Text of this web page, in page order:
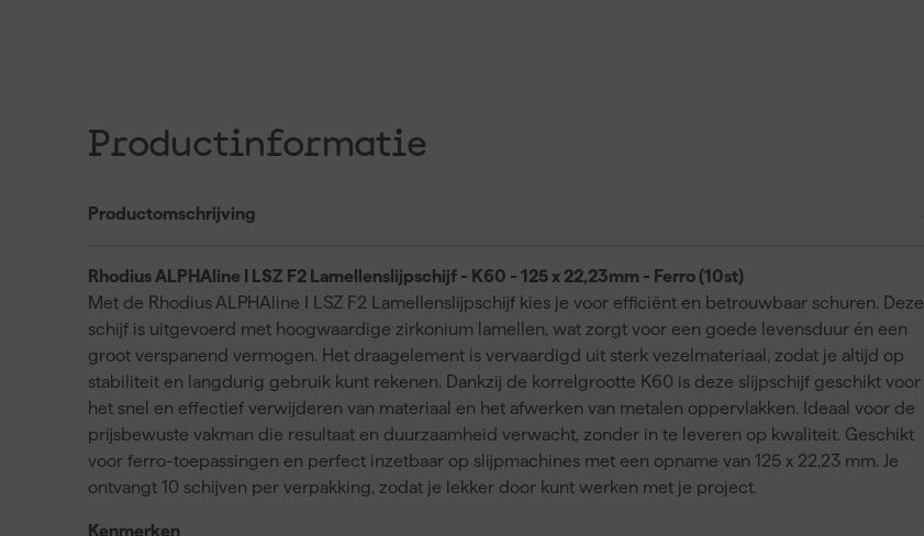
Productinformatie
Productomschrijving
Rhodius ALPHAline I LSZ F2 Lamellenslijpschijf - K60 - 125 x 22,23mm - Ferro (10st)
Met de Rhodius ALPHAline I LSZ F2 Lamellenslijpschijf kies je voor efficiënt en betrouwbaar schuren. Deze
schijf is uitgevoerd met hoogwaardige zirkonium lamellen, wat zorgt voor een goede levensduur én een
groot verspanend vermogen. Het draagelement is vervaardigd uit sterk vezelmateriaal, zodat je altijd op
stabiliteit en langdurig gebruik kunt rekenen. Dankzij de korrelgrootte K60 is deze slijpschijf geschikt voor
het snel en effectief verwijderen van materiaal en het afwerken van metalen oppervlakken. Ideaal voor de
prijsbewuste vakman die resultaat en duurzaamheid verwacht, zonder in te leveren op kwaliteit. Geschikt
voor ferro-toepassingen en perfect inzetbaar op slijpmachines met een opname van 125 x 22,23 mm. Je
ontvangt 10 schijven per verpakking, zodat je lekker door kunt werken met je project.
Kenmerken